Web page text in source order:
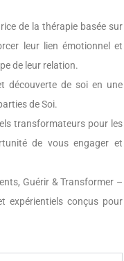
de la thérapie basée sur
leur lien émotionnel et
de leur relation.
découverte de soi en une
de Soi.
transformateurs pour les
de vous engager et
Guérir & Transformer –
expérientiels conçus pour